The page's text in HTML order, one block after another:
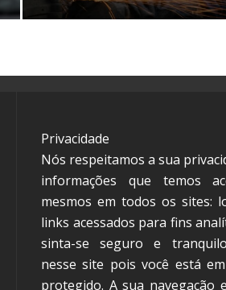
Privacidade
Nós respeitamos a sua
informações que temos
mesmos em todos os sites:
links acessados para fins
sinta-se seguro e
nesse site pois você está
protegido. A sua navegação